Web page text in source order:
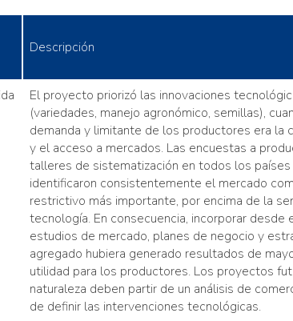
Descripción
El proyecto priorizó las innovaciones
(variedades, manejo agronómico, semillas),
demanda y limitante de los productores era la
y el acceso a mercados. Las encuestas a
talleres de sistematización en todos los países
identificaron consistentemente el mercado
restrictivo más importante, por encima de la
tecnología. En consecuencia, incorporar desde
estudios de mercado, planes de negocio y
agregado hubiera generado resultados de
utilidad para los productores. Los proyectos
naturaleza deben partir de un análisis de
de definir las intervenciones tecnológicas.